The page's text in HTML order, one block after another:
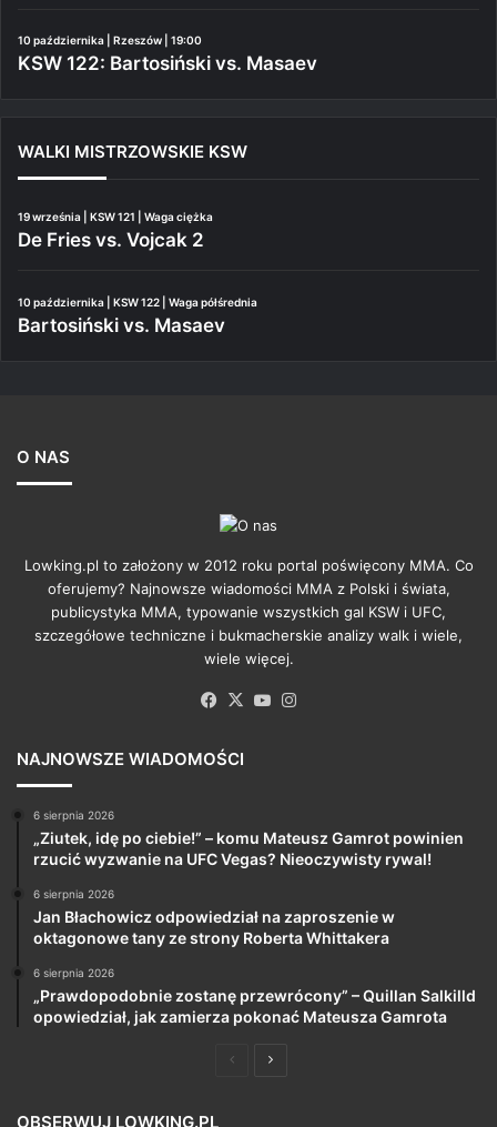
10 października | Rzeszów | 19:00
KSW 122: Bartosiński vs. Masaev
WALKI MISTRZOWSKIE KSW
19 września | KSW 121 | Waga ciężka
De Fries vs. Vojcak 2
10 października | KSW 122 | Waga półśrednia
Bartosiński vs. Masaev
O NAS
Lowking.pl to założony w 2012 roku portal poświęcony MMA. Co
oferujemy? Najnowsze wiadomości MMA z Polski i świata,
publicystyka MMA, typowanie wszystkich gal KSW i UFC,
szczegółowe techniczne i bukmacherskie analizy walk i wiele,
wiele więcej.
Facebook
X YouTube
NAJNOWSZE WIADOMOŚCI
6 sierpnia 2026
„Ziutek, idę po ciebie!” – komu Mateusz Gamrot powinien
rzucić wyzwanie na UFC Vegas? Nieoczywisty rywal!
6 sierpnia 2026
Jan Błachowicz odpowiedział na zaproszenie w
oktagonowe tany ze strony Roberta Whittakera
6 sierpnia 2026
„Prawdopodobnie zostanę przewrócony” – Quillan Salkilld
opowiedział, jak zamierza pokonać Mateusza Gamrota
PoprzedniaNastępna
OBSERWUJ LOWKING.PL